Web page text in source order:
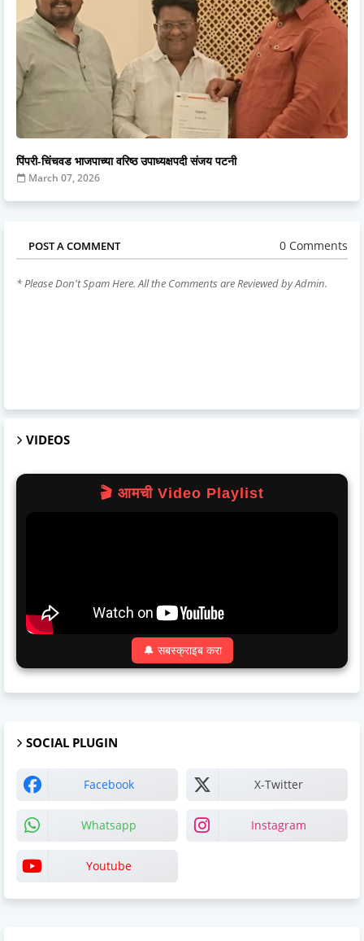
पिंपरी-चिंचवड भाजपाच्या वरिष्ठ उपाध्यक्षपदी संजय पटनी
March 07, 2026
POST A COMMENT 0 Comments
* Please Don't Spam Here. All the Comments are Reviewed by Admin.
VIDEOS
🎬 आमची Video Playlist
🔔 सबस्क्राइब करा
SOCIAL PLUGIN
Facebook X-Twitter
Whatsapp Instagram
Youtube